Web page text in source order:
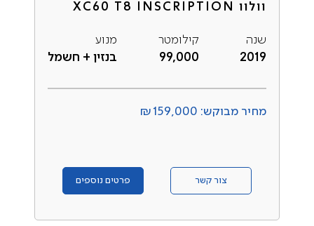
וולוו XC60 T8 INSCRIPTION
שנה
2019
קילומטר
99,000
מנוע
בנזין + חשמל
מחיר מבוקש: ₪159,000
צור קשר פרטים נוספים